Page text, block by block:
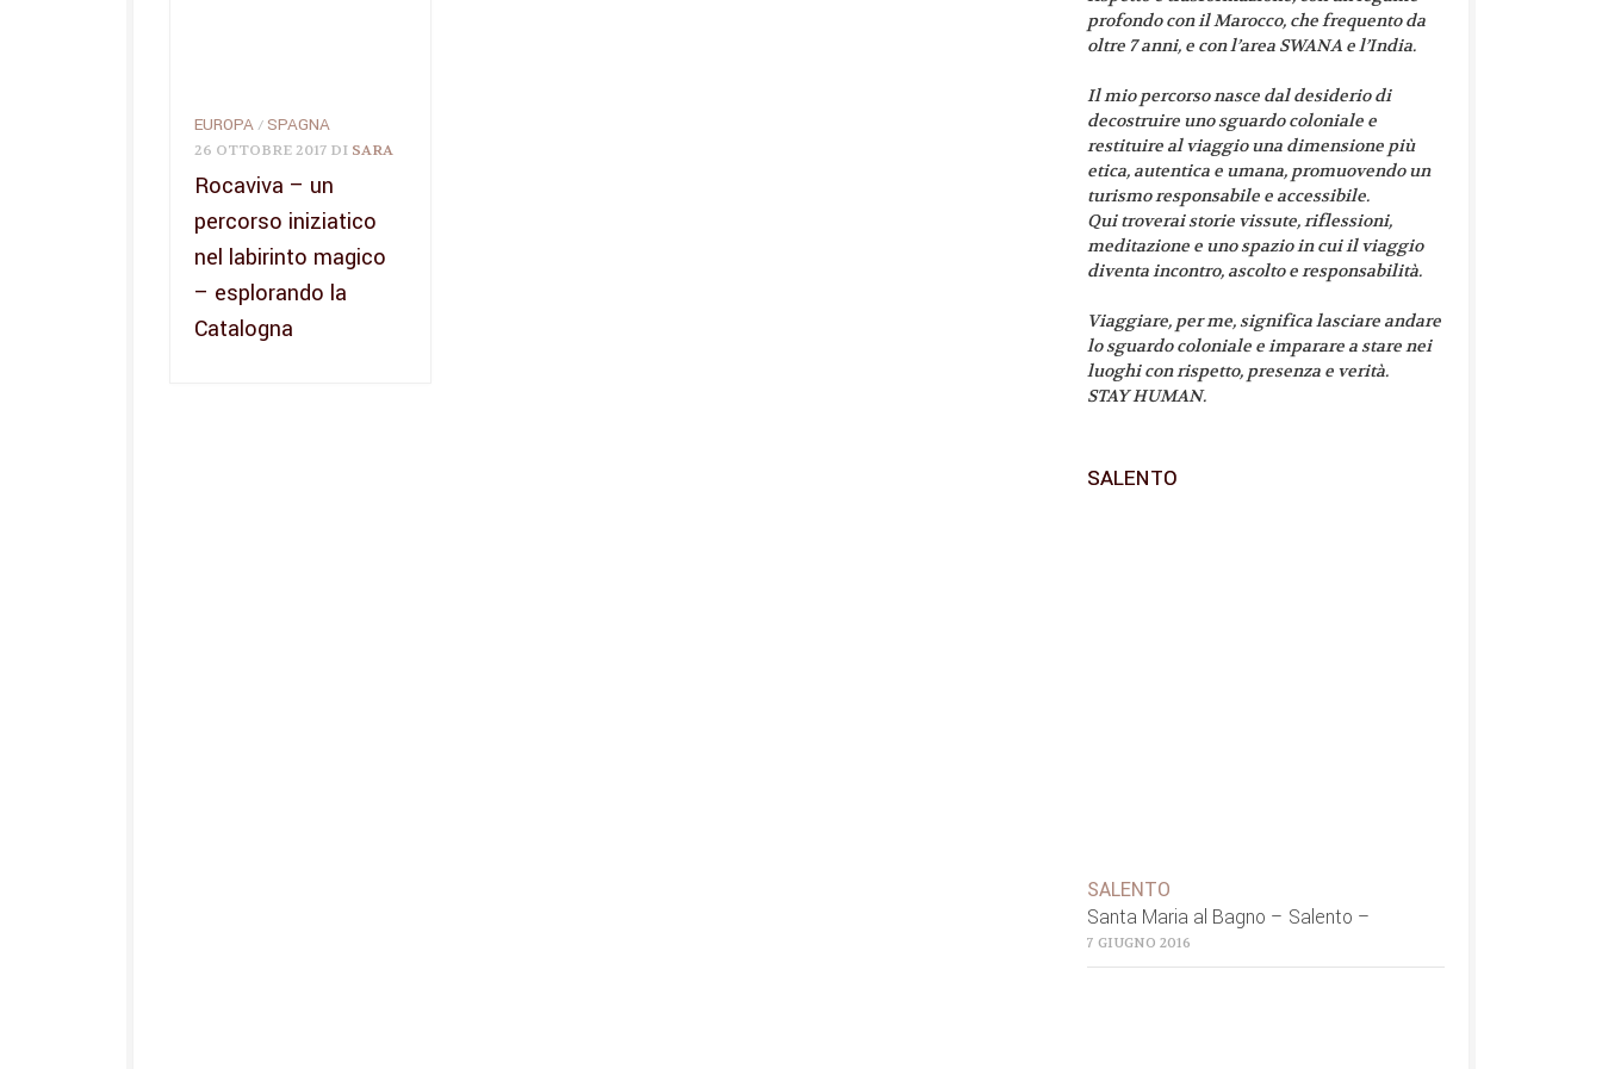
EUROPA/ SPAGNA
26 OTTOBRE 2017 DI SARA
Rocaviva – un
percorso iniziatico
nel labirinto magico
– esplorando la
Catalogna
profondo con il Marocco, che frequento da
oltre 7 anni, e con l’area SWANA e l’India.
Il mio percorso nasce dal desiderio di
decostruire uno sguardo coloniale e
restituire al viaggio una dimensione più
etica, autentica e umana, promuovendo un
turismo responsabile e accessibile.
Qui troverai storie vissute, riflessioni,
meditazione e uno spazio in cui il viaggio
diventa incontro, ascolto e responsabilità.
Viaggiare, per me, significa lasciare andare
lo sguardo coloniale e imparare a stare nei
luoghi con rispetto, presenza e verità.
STAY HUMAN.
SALENTO
SALENTO
Santa Maria al Bagno – Salento –
7 GIUGNO 2016